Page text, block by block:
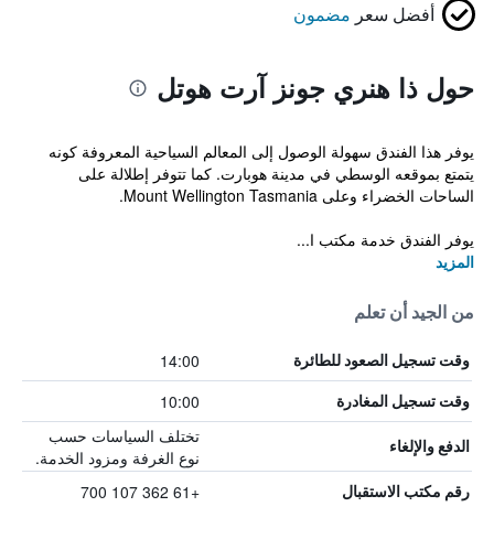
أفضل سعر مضمون
حول ذا هنري جونز آرت هوتل
يوفر هذا الفندق سهولة الوصول إلى المعالم السياحية المعروفة كونه
يتمتع بموقعه الوسطي في مدينة هوبارت. كما تتوفر إطلالة على
الساحات الخضراء وعلى Mount Wellington Tasmania.
يوفر الفندق خدمة مكتب ا...
المزيد
من الجيد أن تعلم
وقت تسجيل الصعود للطائرة 14:00
وقت تسجيل المغادرة 10:00
الدفع والإلغاء
تختلف السياسات حسب
نوع الغرفة ومزود الخدمة.
رقم مكتب الاستقبال +61 362 107 700